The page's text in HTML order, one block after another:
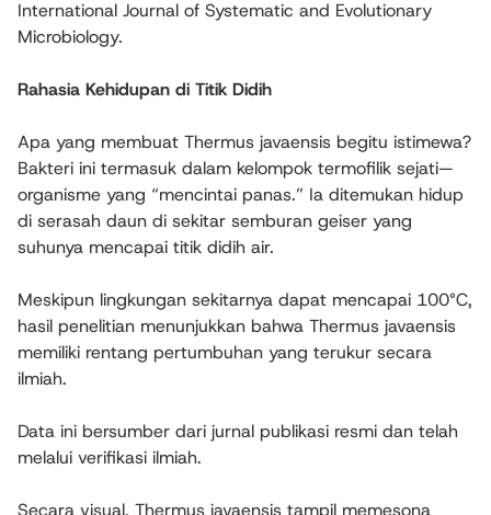
International Journal of Systematic and Evolutionary
Microbiology.
Rahasia Kehidupan di Titik Didih
Apa yang membuat Thermus javaensis begitu istimewa?
Bakteri ini termasuk dalam kelompok termofilik sejati—
organisme yang “mencintai panas.” Ia ditemukan hidup
di serasah daun di sekitar semburan geiser yang
suhunya mencapai titik didih air.
Meskipun lingkungan sekitarnya dapat mencapai 100°C,
hasil penelitian menunjukkan bahwa Thermus javaensis
memiliki rentang pertumbuhan yang terukur secara
ilmiah.
Data ini bersumber dari jurnal publikasi resmi dan telah
melalui verifikasi ilmiah.
Secara visual, Thermus javaensis tampil memesona